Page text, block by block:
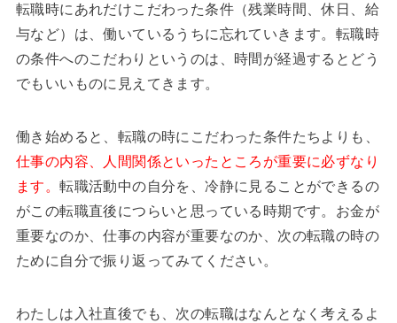
転職時にあれだけこだわった条件（残業時間、休日、給
与など）は、働いているうちに忘れていきます。転職時
の条件へのこだわりというのは、時間が経過するとどう
でもいいものに見えてきます。
働き始めると、転職の時にこだわった条件たちよりも、
仕事の内容、人間関係といったところが重要に必ずなり
ます。転職活動中の自分を、冷静に見ることができるの
がこの転職直後につらいと思っている時期です。お金が
重要なのか、仕事の内容が重要なのか、次の転職の時の
ために自分で振り返ってみてください。
わたしは入社直後でも、次の転職はなんとなく考えるよ